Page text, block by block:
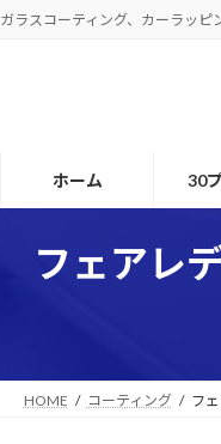
ガラスコーティング、カーラッピ
ホーム 30
フェアレ
HOME コーティング フ